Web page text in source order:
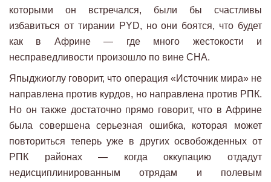
которыми он встречался, были бы счастливы
избавиться от тирании PYD, но они боятся, что будет
как в Африне — где много жестокости и
несправедливости произошло по вине СНА.
Япыджиоглу говорит, что операция «Источник мира» не
направлена против курдов, но направлена против РПК.
Но он также достаточно прямо говорит, что в Африне
была совершена серьезная ошибка, которая может
повториться теперь уже в других освобожденных от
РПК районах — когда оккупацию отдадут
недисциплинированным отрядам и полевым